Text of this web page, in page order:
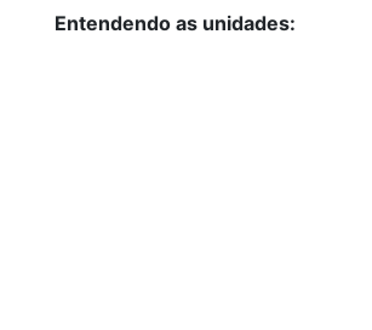
Entendendo as unidades: